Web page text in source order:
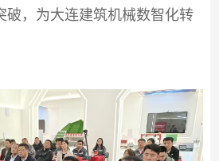
破，为大连建筑机械数智化转